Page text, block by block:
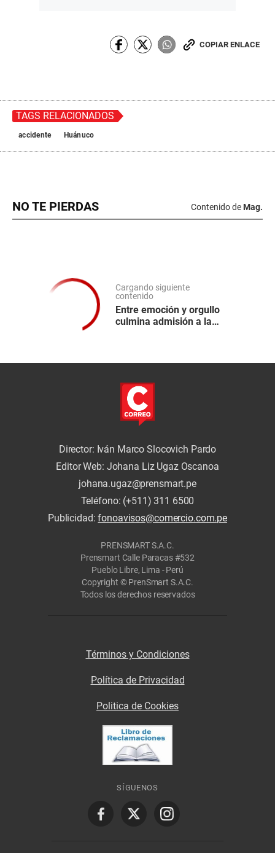
COPIAR ENLACE
TAGS RELACIONADOS
accidente Huánuco
NO TE PIERDAS Contenido de Mag.
Cargando siguiente
contenido
Entre emoción y orgullo
culmina admisión a la
Director: Iván Marco Slocovich Pardo
Editor Web: Johana Liz Ugaz Oscanoa
johana.ugaz@prensmart.pe
Teléfono: (+511) 311 6500
Publicidad:fonoavisos@comercio.com.pe
PRENSMART S.A.C.
Prensmart Calle Paracas #532
Pueblo Libre, Lima - Perú
Copyright © PrenSmart S.A.C.
Todos los derechos reservados
Términos y Condiciones
Política de Privacidad
Politica de Cookies
SÍGUENOS